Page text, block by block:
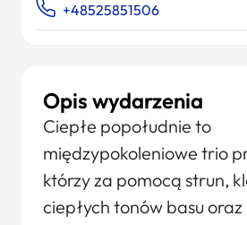
Opis wydarzenia
Ciepłe popołudnie to
międzypokoleniowe trio
którzy za pomocą strun,
ciepłych tonów basu
+48525851506